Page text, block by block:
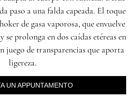
paso a una falda capeada. El toque
de gasa vaporosa, que envuelve
se prolonga en dos caídas etéreas en
juego de transparencias que aporta
ligereza.
UN APPUNTAMENTO